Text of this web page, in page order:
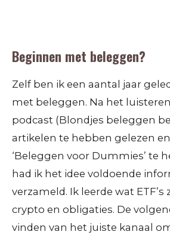
Beginnen met beleggen?
Zelf ben ik een aantal jaar
met beleggen. Na het
podcast (Blondjes beleggen
artikelen te hebben gelezen
‘Beleggen voor Dummies’ te
had ik het idee voldoende
verzameld. Ik leerde wat ETF’s
crypto en obligaties. De
vinden van het juiste kanaal